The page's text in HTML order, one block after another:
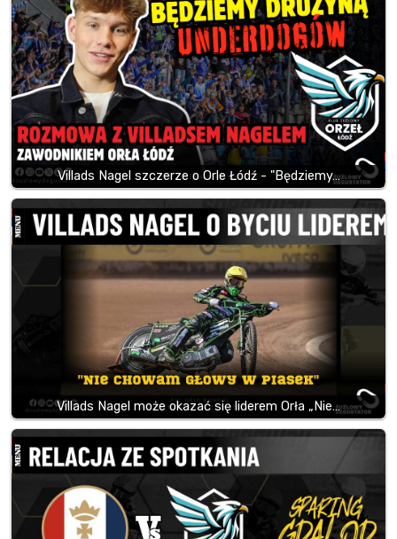
Villads Nagel szczerze o Orle Łódź - "Będziemy…
Villads Nagel może okazać się liderem Orła „Nie…